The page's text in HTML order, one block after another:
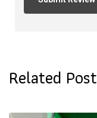
Related Post